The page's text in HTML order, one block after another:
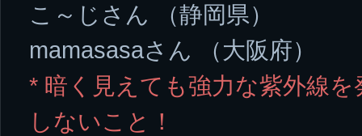
こ～じさん （静岡県）
mamasasaさん （大阪府）
* 暗く見えても強力な紫外線
しないこと！